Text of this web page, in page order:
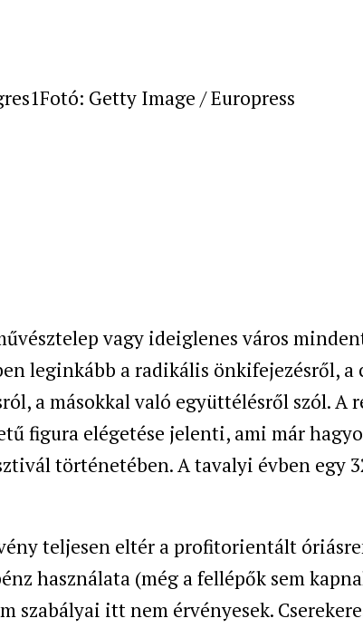
Fotó: Getty Image / Europress
vagy ideiglenes város
leginkább a radikális önkifejezésről,
a másokkal való együttélésről szól. A
figura elégetése jelenti, ami már
történetében. A tavalyi évben egy
teljesen eltér a profitorientált
használata (még a fellépők sem
szabályai itt nem érvényesek.